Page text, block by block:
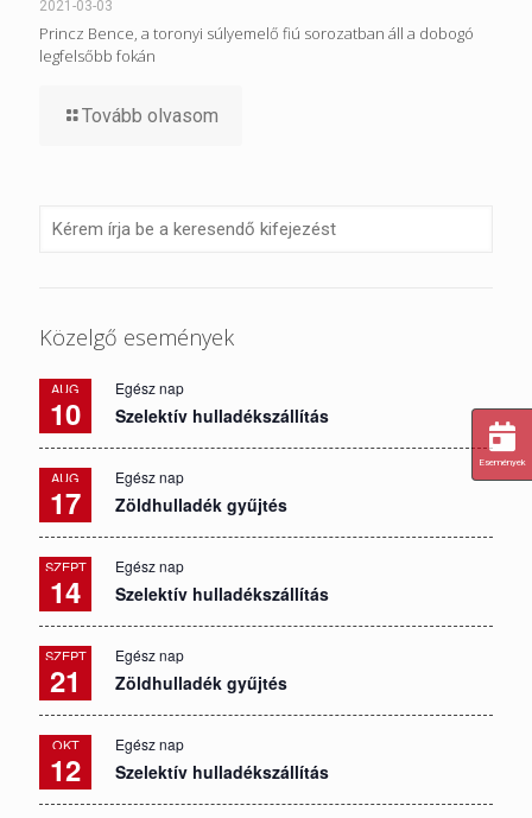
2021-03-03
Princz Bence, a toronyi súlyemelő fiú sorozatban áll a dobogó
legfelsőbb fokán
Tovább olvasom
Közelgő események
AUG
10
Egész nap
Szelektív hulladékszállítás
AUG
17
Egész nap
Zöldhulladék gyűjtés
SZEPT
14
Egész nap
Szelektív hulladékszállítás
SZEPT
21
Egész nap
Zöldhulladék gyűjtés
OKT
12
Egész nap
Szelektív hulladékszállítás
Események